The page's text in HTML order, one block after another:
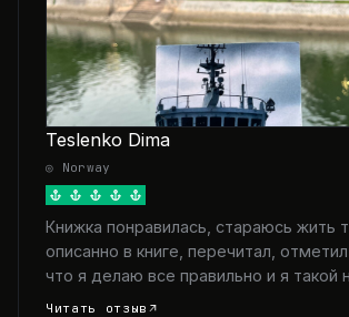
Teslenko Dima
◎ Norway
Книжка понравилась, стараюсь жить
описанно в книге, перечитал,
что я делаю все правильно и я такой
Читать отзыв